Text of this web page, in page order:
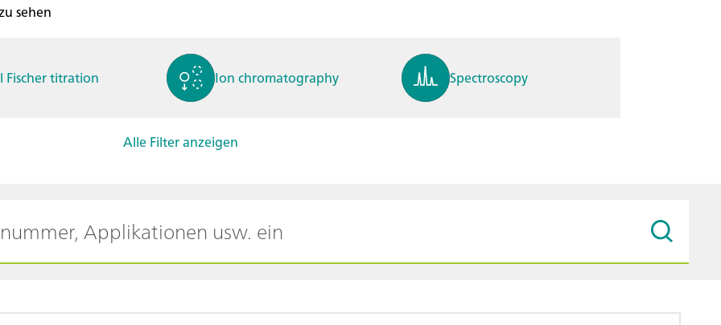
sehen
Fischer titration Ion chromatography Spectroscopy
Alle Filter anzeigen